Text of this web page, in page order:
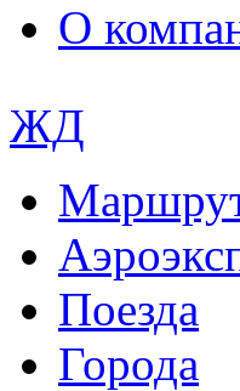
О
ЖД
Поезда
Города